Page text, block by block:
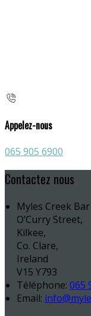
Appelez-nous
065 905 6900
Contactez nous
Myles Creek
O’Curry Street,
Kilkee,
Co. Clare,
Ireland
V15 Y793
Téléphone: 065
Email: